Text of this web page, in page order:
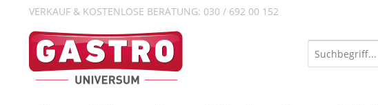
VERKAUF & KOSTENLOSE BERATUNG: 030 / 692 00 152